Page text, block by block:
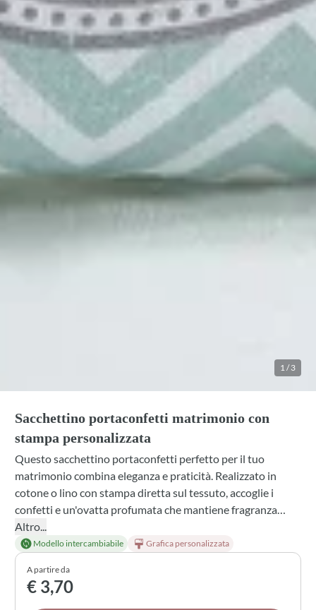
1 /3
Sacchettino portaconfetti matrimonio con
stampa personalizzata
Questo sacchettino portaconfetti perfetto per il tuo
matrimonio combina eleganza e praticità. Realizzato in
cotone o lino con stampa diretta sul tessuto, accoglie i
confetti e un'ovatta profumata che mantiene fragranza
delicata nel tempo. Puoi scegliere tra diverse profumazioni,
colori di nastro e fiocco, e persino aggiungere una scatola
coordinata. Un dettaglio personalizzato che trasforma ogni
bomboniera in un ricordo speciale per i tuoi ospiti.
Altro...
Modello intercambiabile Grafica personalizzata
A partire da
€ 3,70